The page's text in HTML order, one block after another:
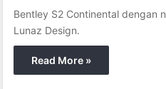
Bentley S2 Continental dengan
Lunaz Design.
Read More »